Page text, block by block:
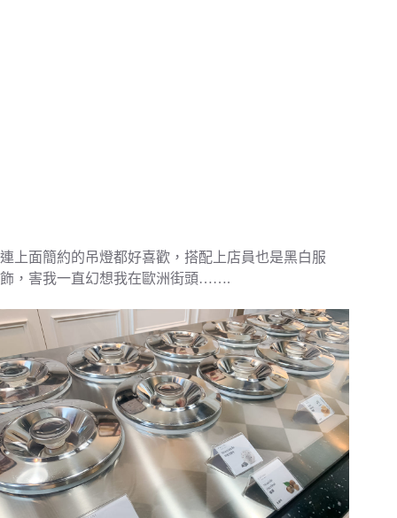
連上面簡約的吊燈都好喜歡，搭配上店員也是黑白服
飾，害我一直幻想我在歐洲街頭…….